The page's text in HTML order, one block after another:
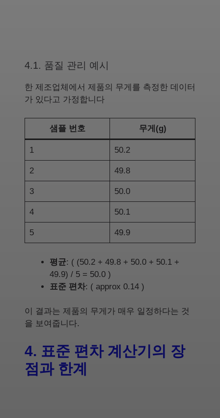
4.1. 품질 관리 예시
한 제조업체에서 제품의 무게를 측정한 데이터
가 있다고 가정합니다
샘플 번호 무게(g)
1 50.2
2 49.8
3 50.0
4 50.1
5 49.9
평균: ( (50.2 + 49.8 + 50.0 + 50.1 +
49.9) / 5 = 50.0 )
표준 편차: ( approx 0.14 )
이 결과는 제품의 무게가 매우 일정하다는 것
을 보여줍니다.
4. 표준 편차 계산기의 장
점과 한계